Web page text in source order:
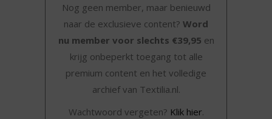
Nog geen member, maar benieuwd
naar de exclusieve content? Word
nu member voor slechts €39,95 en
krijg onbeperkt toegang tot alle
premium content en het volledige
archief van Textilia.nl.
Wachtwoord vergeten? Klik hier.